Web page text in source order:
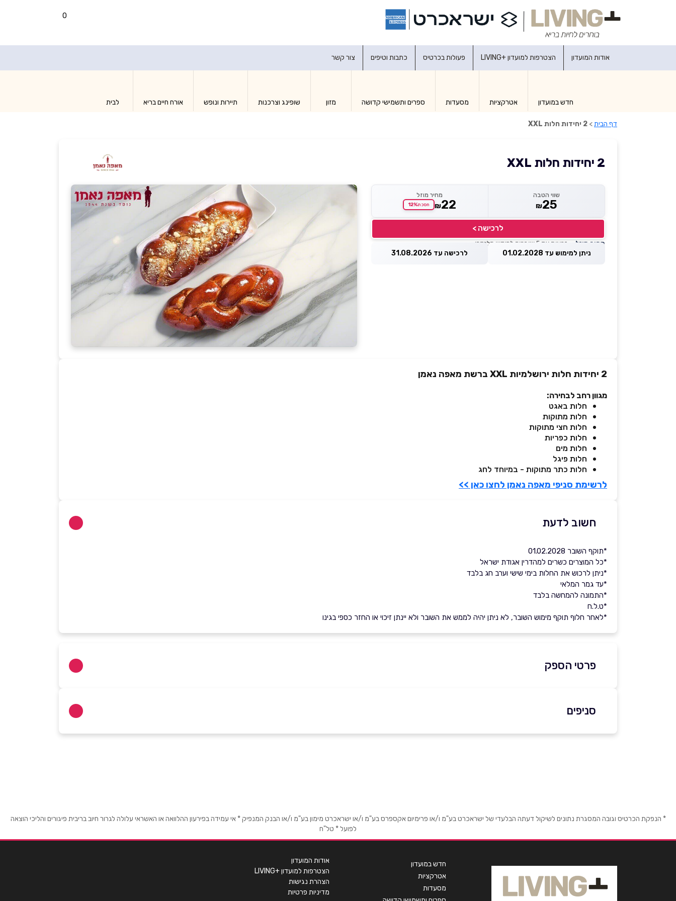
0
אודות המועדון הצטרפות למועדון +LIVING פעולות בכרטיס כתבות וטיפים צור קשר
חדש במועדון אטרקציות מסעדות ספרים ותשמישי קדושה מזון שופינג וצרכנות תיירות ונופש אורח חיים בריא לבית
דף הבית> 2 יחידות חלות XXL
2 יחידות חלות XXL
שווי הטבה
₪25
מחיר מוזל
₪22 חסכת12%
לרכישה >
מחיר מוזל — זכאות עד 5 שוברים לחודש קלנדרי
ניתן למימוש עד 01.02.2028 לרכישה עד 31.08.2026
2 יחידות חלות ירושלמיות XXL ברשת מאפה נאמן
מגוון רחב לבחירה:
חלות באגט
חלות מתוקות
חלות חצי מתוקות
חלות כפריות
חלות מים
חלות פיגל
חלות כתר מתוקות - במיוחד לחג
לרשימת סניפי מאפה נאמן לחצו כאן >>
חשוב לדעת
*תוקף השובר 01.02.2028
*כל המוצרים כשרים למהדרין אגודת ישראל
*ניתן לרכוש את החלות בימי שישי וערב חג בלבד
*עד גמר המלאי
*התמונה להמחשה בלבד
*ט.ל.ח
*לאחר חלוף תוקף מימוש השובר, לא ניתן יהיה לממש את השובר ולא יינתן זיכוי או החזר כספי בגינו
פרטי הספק
אנא חזרו אלי בקשר ל...
סניפים
ירושלים שוהם ירושלים ירושלים
באר שבע
תחנה מרכזית באר שבע
באר שבע
גרנד קניון באר שבע טוביהו
054-6929798
ירושלים
יפו 234
מודיעין
קניון עזריאלי מודיעין
ירושלים ירושלים ירושלים
* הנפקת הכרטיס וגובה המסגרת נתונים לשיקול דעתה הבלעדי של ישראכרט בע"מ ו/או פרימיום אקספרס בע"מ ו/או ישראכרט מימון בע"מ ו/או הבנק המנפיק * אי עמידה בפירעון ההלוואה או האשראי עלולה לגרור חיוב בריבית פיגורים והליכי הוצאה
לפועל * טל"ח
חדש במועדון
אטרקציות
מסעדות
אודות המועדון
הצטרפות למועדון +LIVING
הצהרת נגישות
מדיניות פרטיות